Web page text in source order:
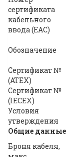
сертификата
кабельного
ввода (EAC)
Обозначение
Сертификат №
(ATEX)
Сертификат №
(IECEX)
Условия
утверждения
Общие данные
Броня кабеля,